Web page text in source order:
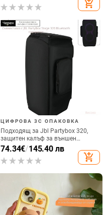
15 W, Бързо зареждане
add_shopping_cart
ЦИФРОВА 3C ОПАКОВКА
Подходящ за Jbl Partybox 320,
защитен калъф за външен
високоговорител, калъф за
количка Stage 320 Audio,
прахозащитно покритие.
74.34€/145.40 лв
add_shopping_cart